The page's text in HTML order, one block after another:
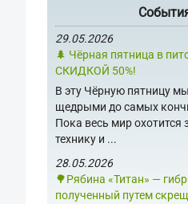
29.05.2026
🌲 Чёрная пятница в
СКИДКОЙ 50%!
В эту Чёрную пятницу
щедрыми до самых
Пока весь мир охотится
технику и ...
28.05.2026
🌳Рябина «Титан» —
полученный путем